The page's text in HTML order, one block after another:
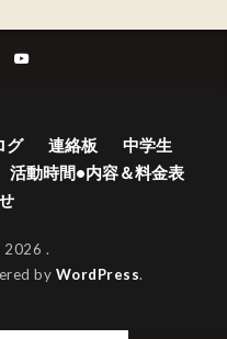
グ 連絡板
中学生
活動時間•内容＆料金表
2026 .
by WordPress.